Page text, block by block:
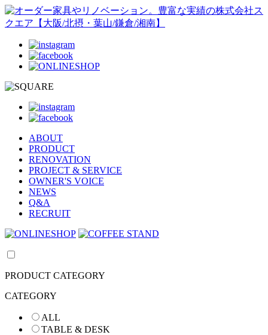
ABOUT
PRODUCT
RENOVATION
PROJECT & SERVICE
OWNER'S VOICE
NEWS
Q&A
RECRUIT
PRODUCT CATEGORY
CATEGORY
ALL
TABLE & DESK